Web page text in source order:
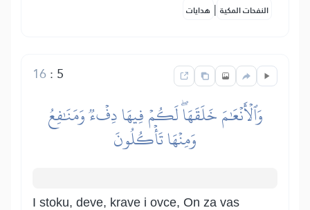
النفحات المكية | هدايات
5
:
16
وَٱلۡأَنۡعَٰمَ خَلَقَهَاۖ لَكُمۡ فِيهَا دِفۡءٞ وَمَنَٰفِعُ
وَمِنۡهَا تَأۡكُلُونَ
I stoku, deve, krave i ovce, On za vas